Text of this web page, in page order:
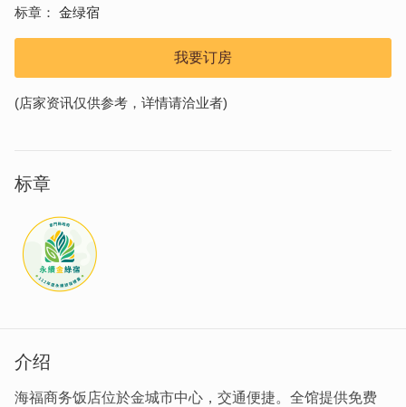
标章 金绿宿
我要订房
(店家资讯仅供参考，详情请洽业者)
标章
介绍
海福商务饭店位於金城市中心，交通便捷。全馆提供免费